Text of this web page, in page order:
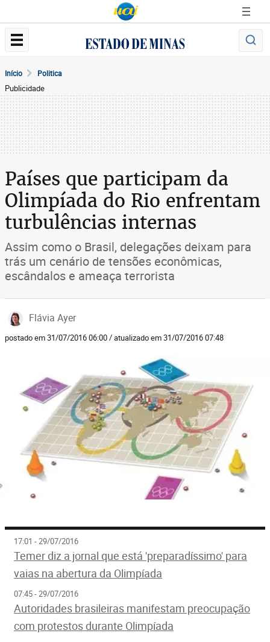
Início Politica
Publicidade
Países que participam da
Olimpíada do Rio enfrentam
turbulências internas
Assim como o Brasil, delegações deixam para
trás um cenário de tensões econômicas,
escândalos e ameaça terrorista
Flávia Ayer
postado em 31/07/2016 06:00 / atualizado em 31/07/2016 07:48
17:01 - 29/07/2016
Temer diz a jornal que está 'preparadíssimo' para
vaias na abertura da Olimpíada
07:45 - 29/07/2016
Autoridades brasileiras manifestam preocupação
com protestos durante Olimpíada